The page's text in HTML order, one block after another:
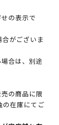
の表示で
がございま
合は、別途
の商品に限
の在庫にてご